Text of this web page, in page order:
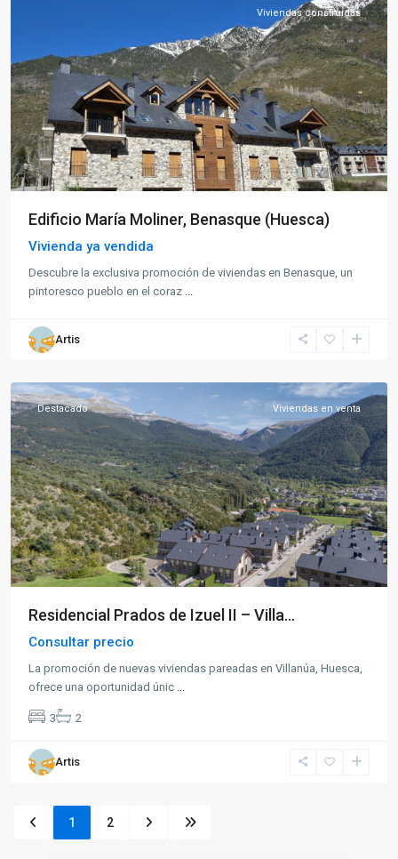
Viviendas construidas
Edificio María Moliner, Benasque (Huesca)
Vivienda ya vendida
Descubre la exclusiva promoción de viviendas en Benasque, un
pintoresco pueblo en el coraz ...
Artis
Destacado Viviendas en venta
Residencial Prados de Izuel II – Villa...
Consultar precio
La promoción de nuevas viviendas pareadas en Villanúa, Huesca,
ofrece una oportunidad únic ...
3 2
Artis
1 2